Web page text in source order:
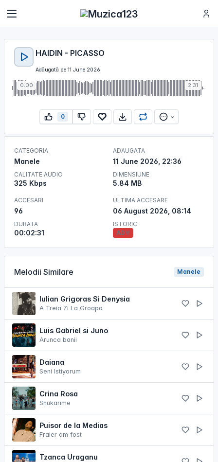
HAIDIN - PICASSO
Adăugată pe 11 June 2026
0:00 2:31
0
CATEGORIA
Manele
CALITATE AUDIO
325 Kbps
ADAUGATA
11 June 2026, 22:36
DIMENSIUNE
5.84 MB
ACCESARI
96
DURATA
00:02:31
ULTIMA ACCESARE
06 August 2026, 08:14
ISTORIC
ADV
Melodii Similare Manele
Iulian Grigoras Si Denysia
A Treia Zi La Groapa
Luis Gabriel si Juno
Arunca banii
Daiana
Seni Istiyorum
Crina Rosa
Shukarime
Puisor de la Medias
Fraier am fost
Tzanca Uraganu